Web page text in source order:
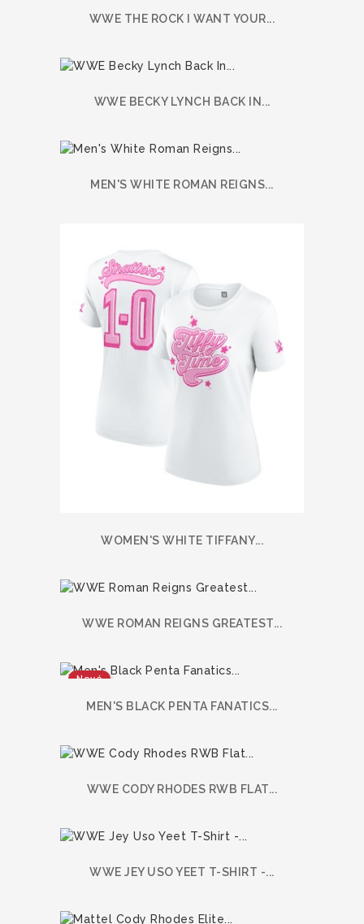
WWE THE ROCK I WANT YOUR...
WWE BECKY LYNCH BACK IN...
MEN'S WHITE ROMAN REIGNS...
WOMEN'S WHITE TIFFANY...
WWE ROMAN REIGNS GREATEST...
Nové
MEN'S BLACK PENTA FANATICS...
WWE CODY RHODES RWB FLAT...
WWE JEY USO YEET T-SHIRT -...